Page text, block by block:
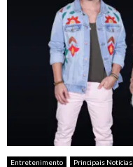
Entretenimento Principais Notícias